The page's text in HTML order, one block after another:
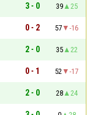
3 - 0 39
25
0 - 2 57
-16
2 - 0 35
22
0 - 1 52
-17
2 - 0 28
24